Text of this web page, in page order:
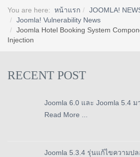
You are here: หน้าแรก
JOOMLA!
Joomla! Vulnerability News
Joomla Hotel Booking System
Injection
RECENT POST
Joomla 6.0 และ Joomla 5.4 ม
Read More ...
Joomla 5.3.4 รุ่นแก้ไขความป